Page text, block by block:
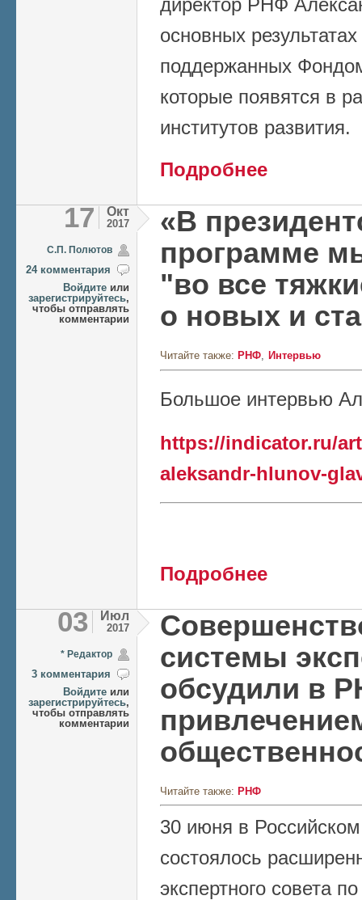
директор РНФ
основных
поддержанных
которые появятся в
институтов развития.
Подробнее
17 Окт
2017
C.П. Полютов
24 комментария
Войдите или
зарегистрируйтесь,
чтобы отправлять
комментарии
«В
программе
"во все
о новых и
Читайте также: РНФ Интервью
Большое интервью
https://indicator.ru/
aleksandr-hlunov-
Подробнее
03 Июл
2017
* Редактор
3 комментария
Войдите или
зарегистрируйтесь,
чтобы отправлять
комментарии
системы
обсудили в
Читайте также: РНФ
30 июня в
состоялось
экспертного совета